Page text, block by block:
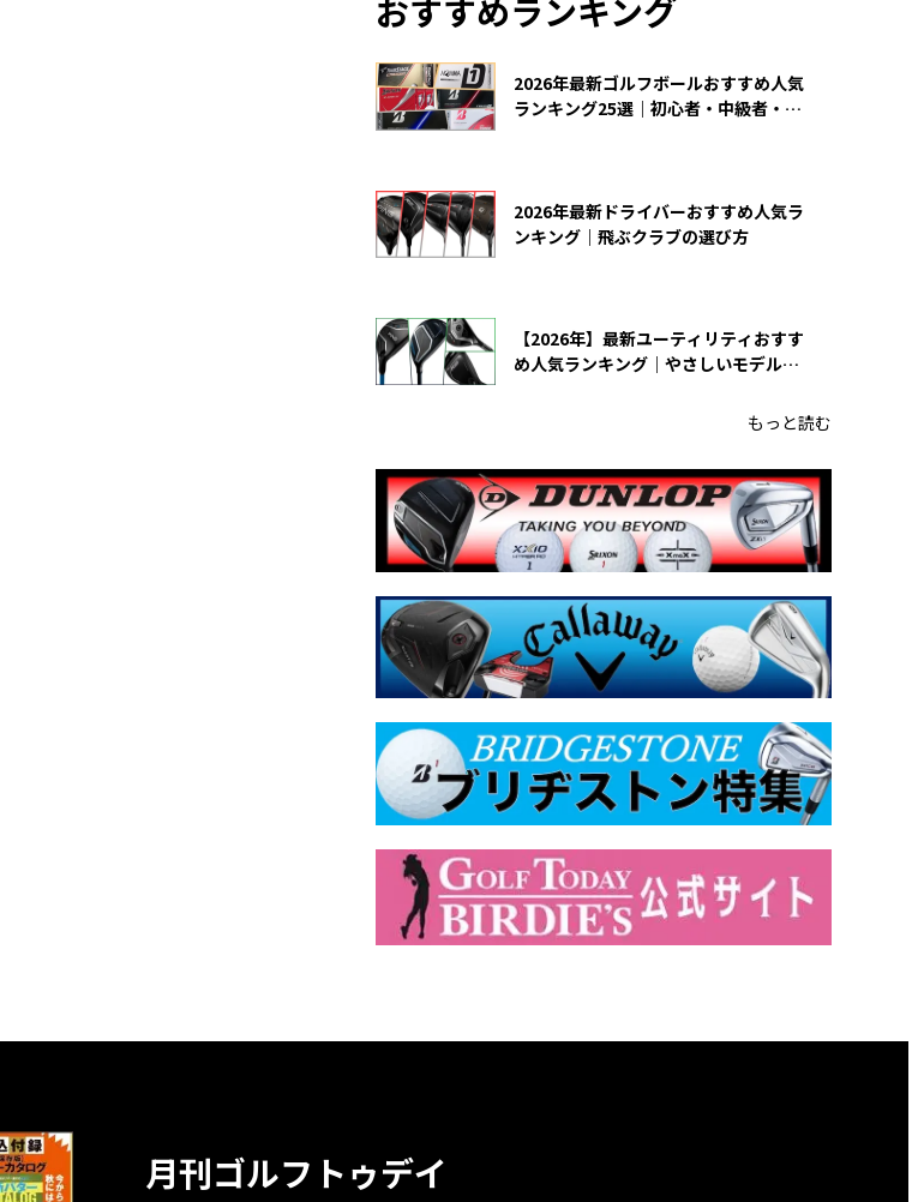
おすすめランキング
2026年最新ゴルフボールおすすめ人気
ランキング25選｜初心者・中級者・上
2026年最新ドライバーおすすめ人気ラ
ンキング｜飛ぶクラブの選び方
【2026年】最新ユーティリティおすす
め人気ランキング｜やさしいモデルの
もっと読む
月刊ゴルフトゥデイ